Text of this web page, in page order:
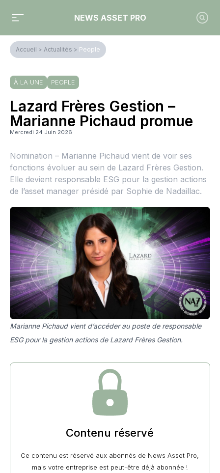
NEWS ASSET PRO
Accueil > Actualités > People
À LA UNE PEOPLE
Lazard Frères Gestion –
Marianne Pichaud promue
Mercredi 24 Juin 2026
Nomination – Marianne Pichaud vient de voir ses
fonctions évoluer au sein de Lazard Frères Gestion.
Elle devient responsable ESG pour la gestion actions
de l’asset manager présidé par Sophie de Nadaillac.
Marianne Pichaud vient d’accéder au poste de responsable
ESG pour la gestion actions de Lazard Frères Gestion.
Contenu réservé
Ce contenu est réservé aux abonnés de News Asset Pro,
mais votre entreprise est peut-être déjà abonnée !